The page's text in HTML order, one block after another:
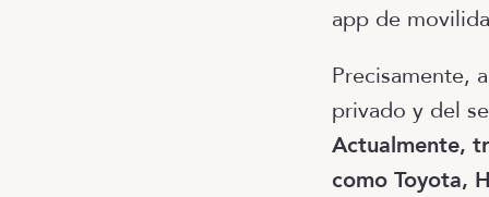
app de
Precisamente,
privado y del
Actualmente,
como Toyota,